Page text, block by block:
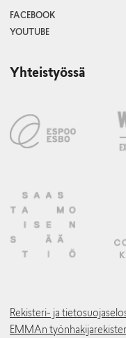
FACEBOOK
YOUTUBE
Yhteistyössä
Rekisteri- ja
EMMAn